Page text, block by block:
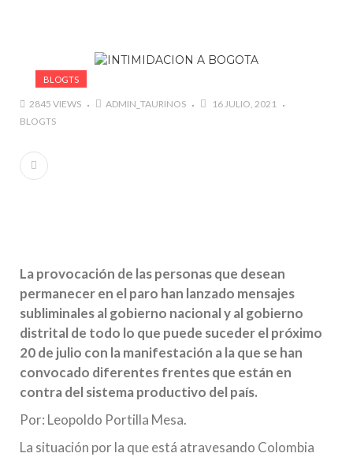
#ARLES SIN MISTERIOS
#LA COLOMBIA TAURINA SE VISTE DE LUCES EN
BOGOTA
BLOGTS
2845 VIEWS ADMIN_TAURINOS
16 JULIO, 2021
BLOGTS
La provocación de las personas que desean
permanecer en el paro han lanzado mensajes
subliminales al gobierno nacional y al gobierno
distrital de todo lo que puede suceder el próximo
20 de julio con la manifestación a la que se han
convocado diferentes frentes que están en
contra del sistema productivo del país.
Por: Leopoldo Portilla Mesa.
La situación por la que está atravesando Colombia